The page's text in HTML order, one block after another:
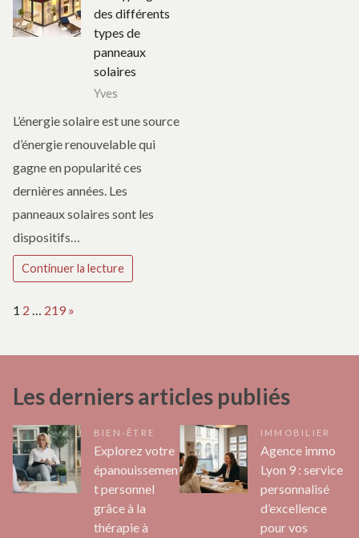
des différents
types de
panneaux
solaires
Yves
L’énergie solaire est une source
d’énergie renouvelable qui
gagne en popularité ces
dernières années. Les
panneaux solaires sont les
dispositifs…
Continuer la lecture
Page:
1 2 219 Next
»
Les derniers articles publiés
BIEN-ÊTRE
Explorez votre
épanouissemen
t personnel
grâce à la
thérapie à
IMMOBILIER
Agence immo
Lyon 9 : service
personnalisé
d’excellence
pour vos